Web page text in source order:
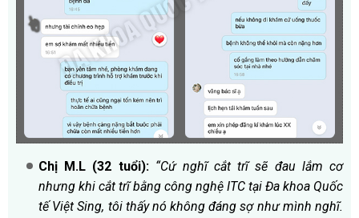
Chị M.L (32 tuổi): “Cứ nghĩ cắt trĩ sẽ đau lắm cơ
nhưng khi cắt trĩ bằng công nghệ ITC tại Đa khoa Quốc
tế Việt Sing, tôi thấy nó không đáng sợ như mình nghĩ.